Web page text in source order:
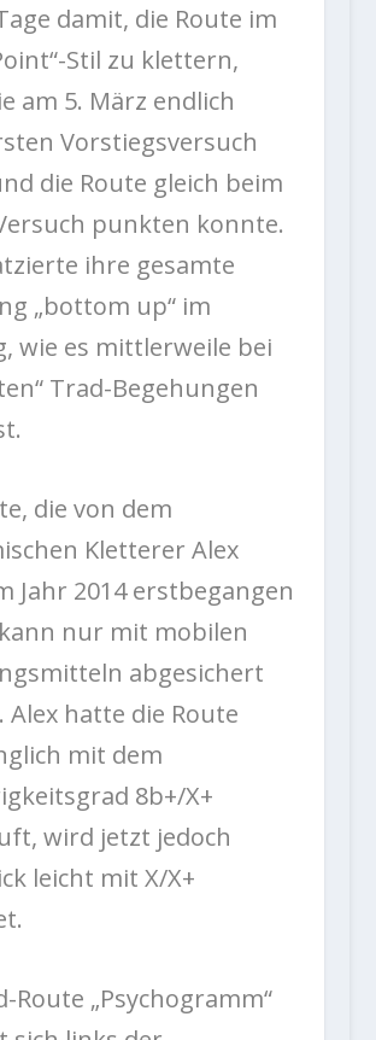
damit, die Route im
Stil zu klettern,
am 5. März endlich
Vorstiegsversuch
die Route gleich beim
punkten konnte.
ihre gesamte
„bottom up“ im
wie es mittlerweile bei
Trad-Begehungen
die von dem
Kletterer Alex
Jahr 2014 erstbegangen
nur mit mobilen
abgesichert
Alex hatte die Route
mit dem
8b+/X+
wird jetzt jedoch
leicht mit X/X+
Route „Psychogramm“